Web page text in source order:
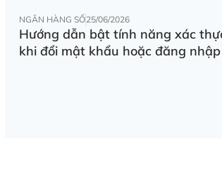
NGÂN HÀNG SỐ25/06/2026
Hướng dẫn bật tính năng xác
khi đổi mật khẩu hoặc đăng